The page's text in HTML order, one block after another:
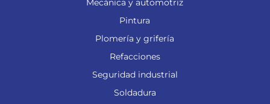
Mecánica y automotriz
Pintura
Plomería y grifería
Refacciones
Seguridad industrial
Soldadura